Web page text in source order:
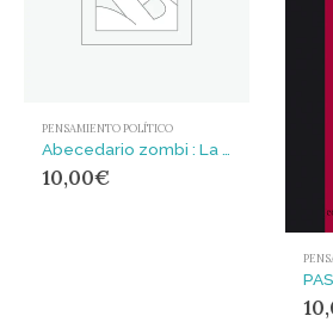
PENSAMIENTO POLÍTICO
Abecedario zombi : La noche del capitalismo viviente
10,00€